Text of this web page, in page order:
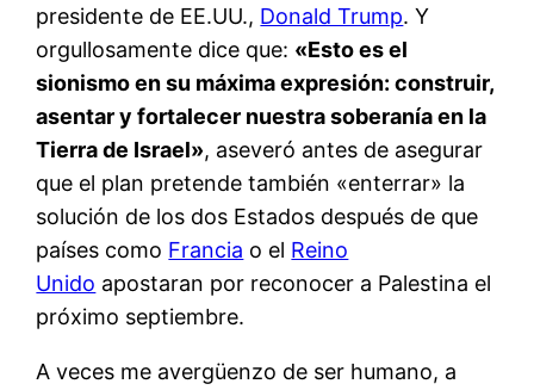
presidente de EE.UU., Donald Trump. Y
orgullosamente dice que: «Esto es el
sionismo en su máxima expresión: construir,
asentar y fortalecer nuestra soberanía en la
Tierra de Israel», aseveró antes de asegurar
que el plan pretende también «enterrar» la
solución de los dos Estados después de que
países como Francia o el Reino
Unido apostaran por reconocer a Palestina el
próximo septiembre.
A veces me avergüenzo de ser humano, a